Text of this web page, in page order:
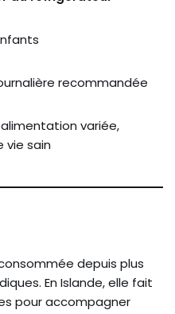
recommandée
variée,
vie sain
depuis plus
En Islande, elle fait
pour accompagner